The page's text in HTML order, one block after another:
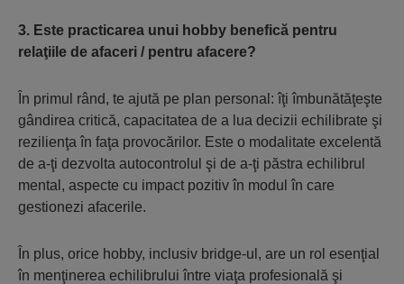
3. Este practicarea unui hobby benefică pentru
relaţiile de afaceri / pentru afacere?
În primul rând, te ajută pe plan personal: îţi îmbunătăţeşte
gândirea critică, capacitatea de a lua decizii echilibrate şi
rezilienţa în faţa provocărilor. Este o modalitate excelentă
de a-ţi dezvolta autocontrolul şi de a-ţi păstra echilibrul
mental, aspecte cu impact pozitiv în modul în care
gestionezi afacerile.
În plus, orice hobby, inclusiv bridge-ul, are un rol esenţial
în menţinerea echilibrului între viaţa profesională şi